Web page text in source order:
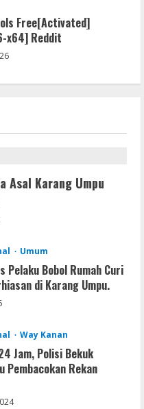
Free[Activated]
x64] Reddit
Academic & Corporate
[no Virus]
FitGirl Repack +Patch
Asal Karang Umpu
Umum
Pelaku Bobol Rumah Curi
di Karang Umpu.
Way Kanan
Jam, Polisi Bekuk
Pembacokan Rekan